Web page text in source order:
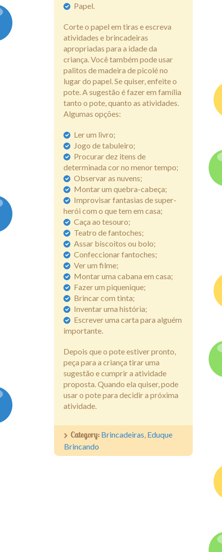
Papel.
Corte o papel em tiras e escreva
atividades e brincadeiras
apropriadas para a idade da
criança. Você também pode usar
palitos de madeira de picolé no
lugar do papel. Se quiser, enfeite o
pote. A sugestão é fazer em família
tanto o pote, quanto as atividades.
Algumas opções:
Ler um livro;
Jogo de tabuleiro;
Procurar dez itens de
determinada cor no menor tempo;
Observar as nuvens;
Montar um quebra-cabeça;
Improvisar fantasias de super-
herói com o que tem em casa;
Caça ao tesouro;
Teatro de fantoches;
Assar biscoitos ou bolo;
Confeccionar fantoches;
Ver um filme;
Montar uma cabana em casa;
Fazer um piquenique;
Brincar com tinta;
Inventar uma história;
Escrever uma carta para alguém
importante.
Depois que o pote estiver pronto,
peça para a criança tirar uma
sugestão e cumprir a atividade
proposta. Quando ela quiser, pode
usar o pote para decidir a próxima
atividade.
Category: Brincadeiras Eduque
Brincando